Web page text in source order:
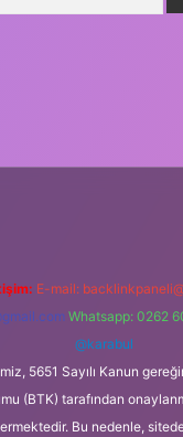
E-mail:
Whatsapp: 0262
@karabul
5651 Sayılı Kanun
(BTK) tarafından
Bu nedenle,